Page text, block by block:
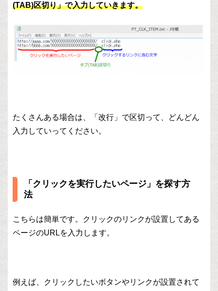
(TAB)区切り」で入力していきます。
たくさんある場合は、「改行」で区切って、どんどん
入力していってください。
「クリックを実行したいページ」を探す方
法
こちらは簡単です。クリックのリンクが設置してある
ページのURLを入力します。
例えば、クリックしたいボタンやリンクが設置されて